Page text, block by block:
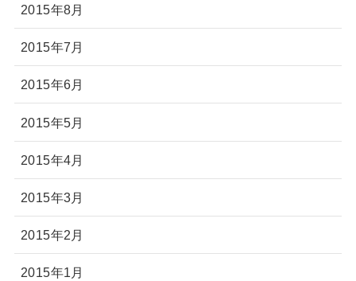
2015年8月
2015年7月
2015年6月
2015年5月
2015年4月
2015年3月
2015年2月
2015年1月